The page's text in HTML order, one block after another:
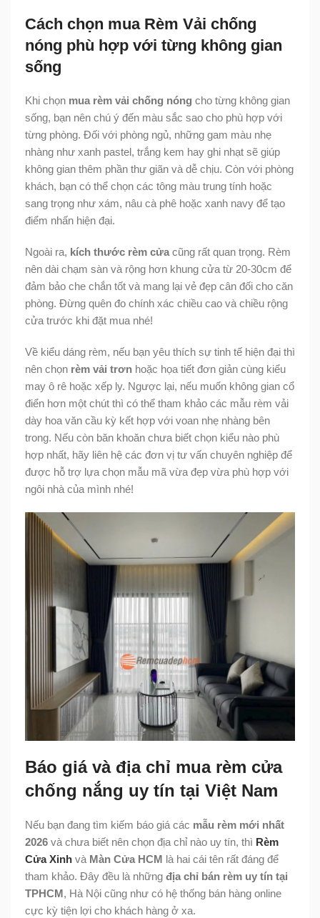
Cách chọn mua Rèm Vải chống
nóng phù hợp với từng không gian
sống
Khi chọn mua rèm vải chống nóng cho từng không gian
sống, bạn nên chú ý đến màu sắc sao cho phù hợp với
từng phòng. Đối với phòng ngủ, những gam màu nhẹ
nhàng như xanh pastel, trắng kem hay ghi nhạt sẽ giúp
không gian thêm phần thư giãn và dễ chịu. Còn với phòng
khách, bạn có thể chọn các tông màu trung tính hoặc
sang trọng như xám, nâu cà phê hoặc xanh navy để tạo
điểm nhấn hiện đại.
Ngoài ra, kích thước rèm cửa cũng rất quan trọng. Rèm
nên dài chạm sàn và rộng hơn khung cửa từ 20-30cm để
đảm bảo che chắn tốt và mang lại vẻ đẹp cân đối cho căn
phòng. Đừng quên đo chính xác chiều cao và chiều rộng
cửa trước khi đặt mua nhé!
Về kiểu dáng rèm, nếu bạn yêu thích sự tinh tế hiện đại thì
nên chọn rèm vải trơn hoặc họa tiết đơn giản cùng kiểu
may ô rê hoặc xếp ly. Ngược lại, nếu muốn không gian cổ
điển hơn một chút thì có thể tham khảo các mẫu rèm vải
dày hoa văn cầu kỳ kết hợp với voan nhẹ nhàng bên
trong. Nếu còn băn khoăn chưa biết chọn kiểu nào phù
hợp nhất, hãy liên hệ các đơn vị tư vấn chuyên nghiệp để
được hỗ trợ lựa chọn mẫu mã vừa đẹp vừa phù hợp với
ngôi nhà của mình nhé!
Báo giá và địa chỉ mua rèm cửa
chống nắng uy tín tại Việt Nam
Nếu bạn đang tìm kiếm báo giá các mẫu rèm mới nhất
2026 và chưa biết nên chọn địa chỉ nào uy tín, thì Rèm
Cửa Xinh và Màn Cửa HCM là hai cái tên rất đáng để
tham khảo. Đây đều là những địa chỉ bán rèm uy tín tại
TPHCM, Hà Nội cũng như có hệ thống bán hàng online
cực kỳ tiện lợi cho khách hàng ở xa.